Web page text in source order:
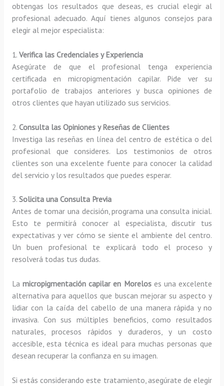
obtengas los resultados que deseas, es crucial elegir al
profesional adecuado. Aquí tienes algunos consejos para
elegir al mejor especialista:
1. Verifica las Credenciales y Experiencia
Asegúrate de que el profesional tenga experiencia
certificada en micropigmentación capilar. Pide ver su
portafolio de trabajos anteriores y busca opiniones de
otros clientes que hayan utilizado sus servicios.
2. Consulta las Opiniones y Reseñas de Clientes
Investiga las reseñas en línea del centro de estética o del
profesional que consideres. Los testimonios de otros
clientes son una excelente fuente para conocer la calidad
del servicio y los resultados que puedes esperar.
3. Solicita una Consulta Previa
Antes de tomar una decisión, programa una consulta inicial.
Esto te permitirá conocer al especialista, discutir tus
expectativas y ver cómo se siente el ambiente del centro.
Un buen profesional te explicará todo el proceso y
resolverá todas tus dudas.
Lamicropigmentación capilar en Moreloses una excelente
alternativa para aquellos que buscan mejorar su aspecto y
lidiar con la caída del cabello de una manera rápida y no
invasiva. Con sus múltiples beneficios, como resultados
naturales, procesos rápidos y duraderos, y un costo
accesible, esta técnica es ideal para muchas personas que
desean recuperar la confianza en su imagen.
Si estás considerando este tratamiento, asegúrate de elegir